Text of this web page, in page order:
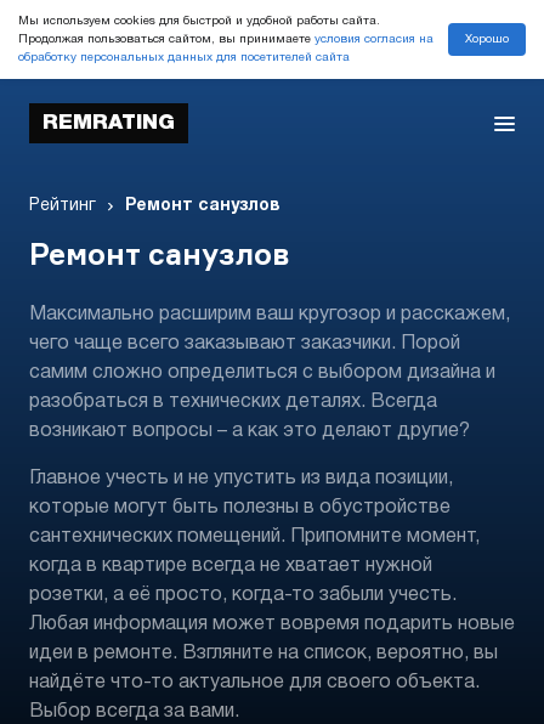
Мы используем cookies для быстрой и удобной работы сайта.
Продолжая пользоваться сайтом, вы принимаете условия согласия на
обработку персональных данных для посетителей сайта
Хорошо
REMRATING
Рейтинг Ремонт санузлов
Ремонт санузлов
Максимально расширим ваш кругозор и расскажем,
чего чаще всего заказывают заказчики. Порой
самим сложно определиться с выбором дизайна и
разобраться в технических деталях. Всегда
возникают вопросы – а как это делают другие?
Главное учесть и не упустить из вида позиции,
которые могут быть полезны в обустройстве
сантехнических помещений. Припомните момент,
когда в квартире всегда не хватает нужной
розетки, а её просто, когда-то забыли учесть.
Любая информация может вовремя подарить новые
идеи в ремонте. Взгляните на список, вероятно, вы
найдёте что-то актуальное для своего объекта.
Выбор всегда за вами.